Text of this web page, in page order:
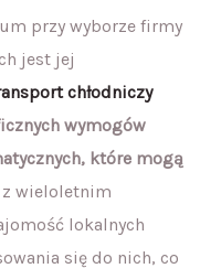
przy wyborze firmy
jest jej
chłodniczy
wymogów
które mogą
wieloletnim
lokalnych
się do nich, co